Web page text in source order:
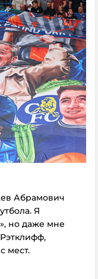
Абрамович
Я
но даже мне
мест.